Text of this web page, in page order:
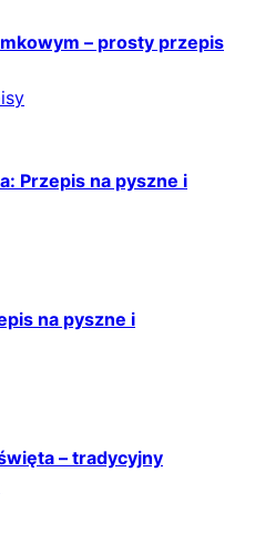
– prosty przepis
Przepis na pyszne i
na pyszne i
– tradycyjny